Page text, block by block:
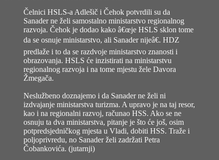
Čelnici HSLS-a Adlešič i Čehok potvrdili su da
Sanader ne želi samostalno ministarstvo regionalnog
razvoja. Čehok je dodao kako â€œje HSLS sklon tome
da se osnuje ministarstvo, ali Sanader nijeâ€. HDZ
predlaže i to da se razdvoje ministarstvo znanosti i
obrazovanja. HSLS će inzistirati na ministarstvu
regionalnog razvoja i na tome mjestu žele Davora
Žmegača.
Neslužbeno doznajemo i da Sanader ne želi ni
izdvajanje ministarstva turizma. A upravo je na taj resor,
kao i na regionalni razvoj, računao HSS. Ako se ne
osnuju ta dva ministarstva, pitanje je što će još, osim
potpredsjedničkog mjesta u Vladi, dobiti HSS. Traže i
poljoprivredu, no Sanader želi zadržati Petra
Čobankovića. (jutarnji)